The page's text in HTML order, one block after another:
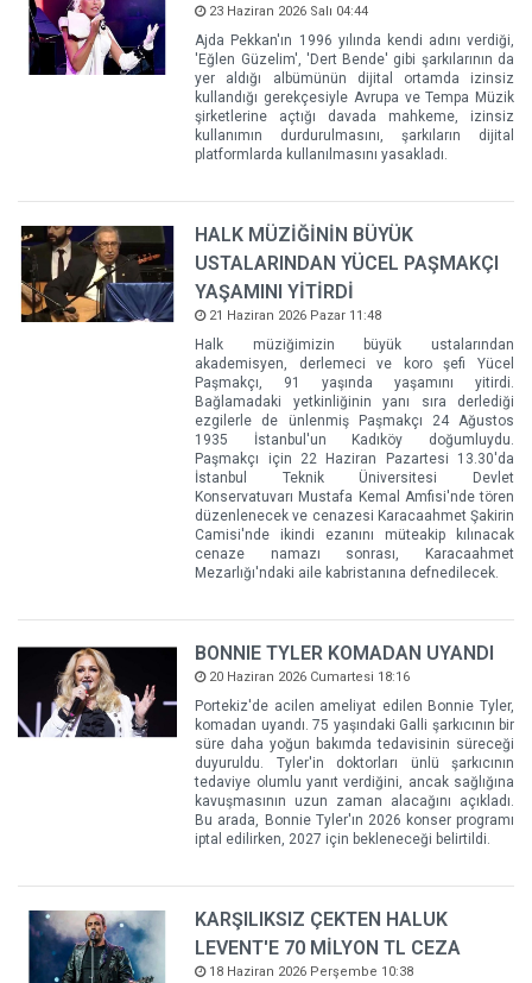
23 Haziran 2026 Salı 04:44
Ajda Pekkan'ın 1996 yılında kendi adını verdiği,
'Eğlen Güzelim', 'Dert Bende' gibi şarkılarının da
yer aldığı albümünün dijital ortamda izinsiz
kullandığı gerekçesiyle Avrupa ve Tempa Müzik
şirketlerine açtığı davada mahkeme, izinsiz
kullanımın durdurulmasını, şarkıların dijital
platformlarda kullanılmasını yasakladı.
HALK MÜZİĞİNİN BÜYÜK
USTALARINDAN YÜCEL PAŞMAKÇI
YAŞAMINI YİTİRDİ
21 Haziran 2026 Pazar 11:48
Halk müziğimizin büyük ustalarından
akademisyen, derlemeci ve koro şefi Yücel
Paşmakçı, 91 yaşında yaşamını yitirdi.
Bağlamadaki yetkinliğinin yanı sıra derlediği
ezgilerle de ünlenmiş Paşmakçı 24 Ağustos
1935 İstanbul'un Kadıköy doğumluydu.
Paşmakçı için 22 Haziran Pazartesi 13.30'da
İstanbul Teknik Üniversitesi Devlet
Konservatuvarı Mustafa Kemal Amfisi'nde tören
düzenlenecek ve cenazesi Karacaahmet Şakirin
Camisi'nde ikindi ezanını müteakip kılınacak
cenaze namazı sonrası, Karacaahmet
Mezarlığı'ndaki aile kabristanına defnedilecek.
BONNIE TYLER KOMADAN UYANDI
20 Haziran 2026 Cumartesi 18:16
Portekiz'de acilen ameliyat edilen Bonnie Tyler,
komadan uyandı. 75 yaşındaki Galli şarkıcının bir
süre daha yoğun bakımda tedavisinin süreceği
duyuruldu. Tyler'in doktorları ünlü şarkıcının
tedaviye olumlu yanıt verdiğini, ancak sağlığına
kavuşmasının uzun zaman alacağını açıkladı.
Bu arada, Bonnie Tyler'ın 2026 konser programı
iptal edilirken, 2027 için bekleneceği belirtildi.
KARŞILIKSIZ ÇEKTEN HALUK
LEVENT'E 70 MİLYON TL CEZA
18 Haziran 2026 Perşembe 10:38